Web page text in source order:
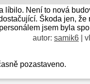
líbilo. Není to nová
Škoda jen,
jsem byla
autor: samik6 |
pozastaveno.